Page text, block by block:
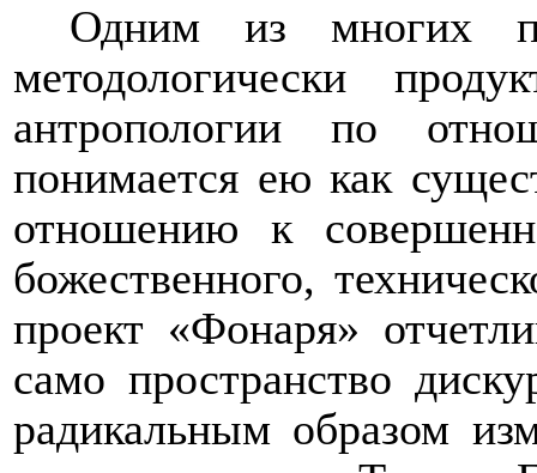
Одним из многих
методологически
антропологии по
понимается ею как
отношению к
божественного,
проект «Фонаря»
само пространство
радикальным образом